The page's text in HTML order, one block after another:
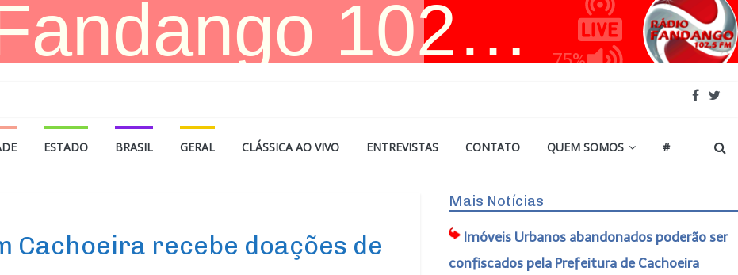
ESTADO BRASIL GERAL CLÁSSICA AO VIVO ENTREVISTAS CONTATO QUEM SOMOS #
Cachoeira recebe doações de
Mais Notícias
Imóveis Urbanos abandonados poderão ser
confiscados pela Prefeitura de Cachoeira